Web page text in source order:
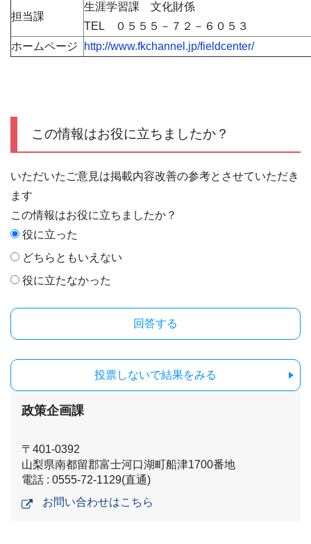
担当課
生涯学習課 文化財係
TEL ０５５５－７２－６０５３
ホームページ
http://www.fkchannel.jp/fieldcenter/
この情報はお役に立ちましたか？
いただいたご意見は掲載内容改善の参考とさせていただき
ます
この情報はお役に立ちましたか？
役に立った
どちらともいえない
役に立たなかった
投票しないで結果をみる
政策企画課
〒401-0392
山梨県南都留郡富士河口湖町船津1700番地
電話 : 0555-72-1129(直通)
お問い合わせはこちら